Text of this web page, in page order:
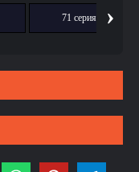
71 серия ›